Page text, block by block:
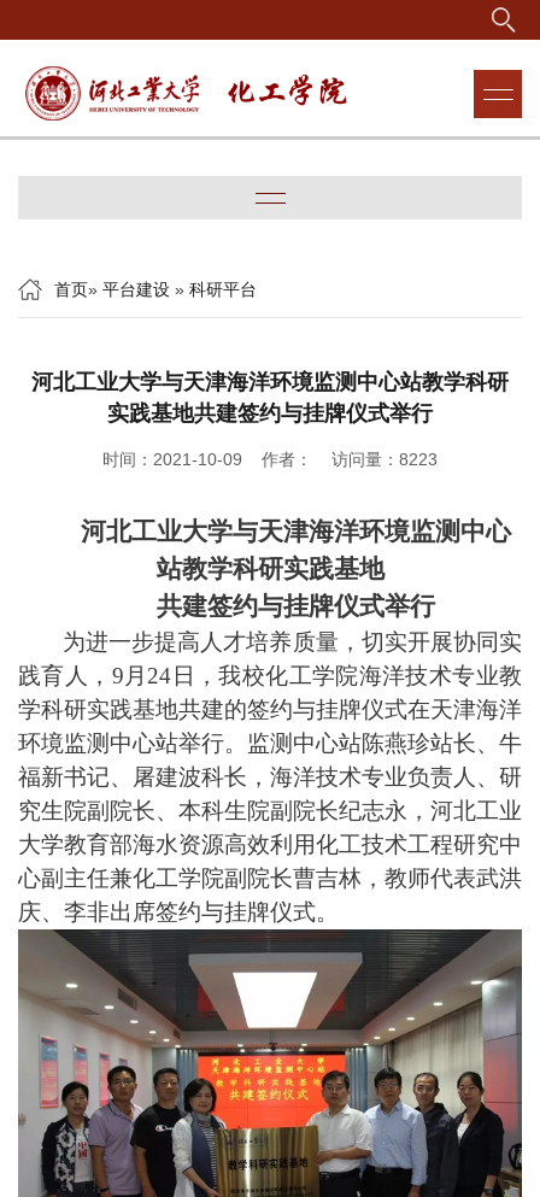
首页» 平台建设 » 科研平台
河北工业大学与天津海洋环境监测中心站教学科研
实践基地共建签约与挂牌仪式举行
时间：2021-10-09 作者： 访问量： 8223
河北工业大学与天津海洋环境监测中心
站教学科研实践基地
共建签约与挂牌仪式举行
为进一步提高人才培养质量，切实开展协同实
践育人， 9月24日，我校化工学院海洋技术专业教
学科研实践基地共建的签约与挂牌仪式在天津海洋
环境监测中心站举行。监测中心站陈燕珍站长、牛
福新书记、屠建波科长，海洋技术专业负责人、研
究生院副院长、本科生院副院长纪志永，河北工业
大学教育部海水资源高效利用化工技术工程研究中
心副主任兼化工学院副院长曹吉林，教师代表武洪
庆、李非出席签约与挂牌仪式。